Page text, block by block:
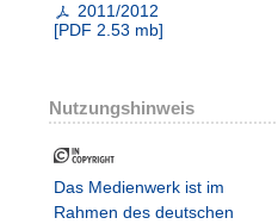
2011/2012
[PDF 2.53 mb]
Nutzungshinweis
Das Medienwerk ist im
Rahmen des deutschen